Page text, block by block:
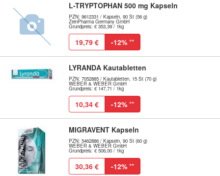
L-TRYPTOPHAN 500 mg Kapseln
PZN: 9612331 / Kapseln, 90 St (56 g)
ZeinPharma Germany GmbH
Grundpreis: € 353,39 / 1kg
19,79 € -12% **
LYRANDA Kautabletten
PZN: 7052885 / Kautabletten, 15 St (70 g)
WEBER & WEBER GmbH
Grundpreis: € 147,71 / 1kg
10,34 € -12% **
MIGRAVENT Kapseln
PZN: 5462886 / Kapseln, 90 St (60 g)
WEBER & WEBER GmbH
Grundpreis: € 506,00 / 1kg
30,36 € -12% **